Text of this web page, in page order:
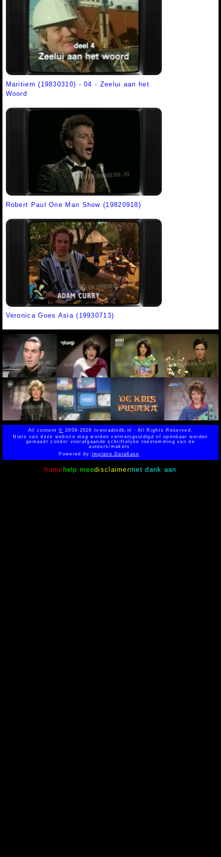
Maritiem (19830310) - 04 - Zeelui aan het
Woord
Robert Paul One Man Show (19820918)
Veronica Goes Asia (19930713)
All content© 2009-2026 tvenradiodb.nl - All Rights Reserved.
Niets van deze website mag worden vermenigvuldigd of openbaar worden
gemaakt zonder voorafgaande schriftelijke toestemming van de
auteurs/makers.
Powered byImplano Data6ase
home help meedisclaimermet dank aan